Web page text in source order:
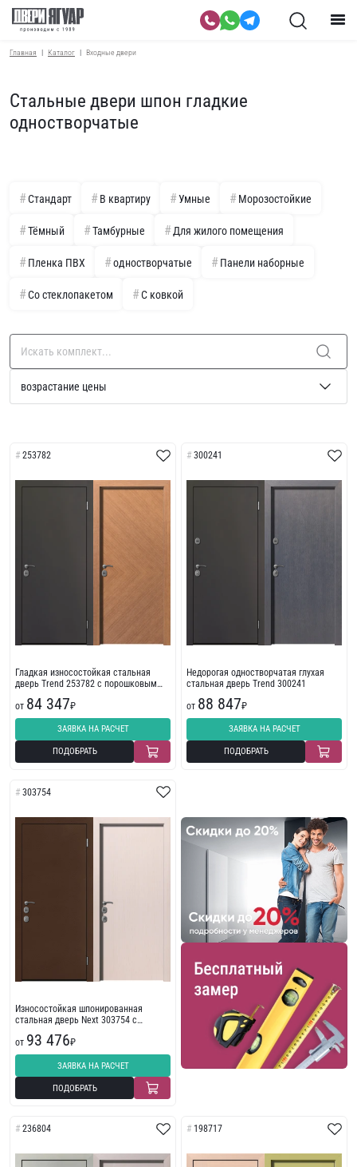
Главная Каталог Входные двери
Стальные двери шпон гладкие
одностворчатые
Стандарт В квартиру Умные Морозостойкие
Тёмный Тамбурные Для жилого помещения
Пленка ПВХ одностворчатые Панели наборные
Со стеклопакетом С ковкой
253782
Гладкая износостойкая стальная
дверь Trend 253782 с порошковым
от 84 347₽
ЗАЯВКА НА РАСЧЕТ
ПОДОБРАТЬ
300241
Недорогая одностворчатая глухая
стальная дверь Trend 300241
от 88 847₽
ЗАЯВКА НА РАСЧЕТ
ПОДОБРАТЬ
303754
Износостойкая шпонированная
стальная дверь Next 303754 с
от 93 476₽
ЗАЯВКА НА РАСЧЕТ
ПОДОБРАТЬ
236804 198717